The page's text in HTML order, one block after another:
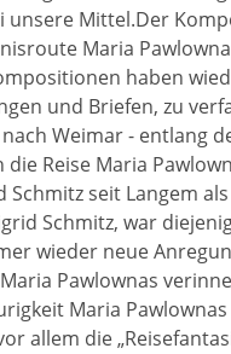
unsere Mittel.Der
Maria
haben
und Briefen, zu
Weimar - entlang
die Reise Maria
Schmitz seit Langem
Schmitz, war
wieder neue
Pawlownas
Maria
allem die